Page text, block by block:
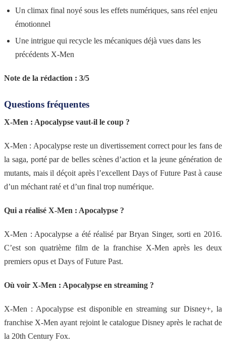
Un climax final noyé sous les effets numériques, sans réel enjeu
émotionnel
Une intrigue qui recycle les mécaniques déjà vues dans les
précédents X-Men
Note de la rédaction : 3/5
Questions fréquentes
X-Men : Apocalypse vaut-il le coup ?
X-Men : Apocalypse reste un divertissement correct pour les fans de
la saga, porté par de belles scènes d’action et la jeune génération de
mutants, mais il déçoit après l’excellent Days of Future Past à cause
d’un méchant raté et d’un final trop numérique.
Qui a réalisé X-Men : Apocalypse ?
X-Men : Apocalypse a été réalisé par Bryan Singer, sorti en 2016.
C’est son quatrième film de la franchise X-Men après les deux
premiers opus et Days of Future Past.
Où voir X-Men : Apocalypse en streaming ?
X-Men : Apocalypse est disponible en streaming sur Disney+, la
franchise X-Men ayant rejoint le catalogue Disney après le rachat de
la 20th Century Fox.